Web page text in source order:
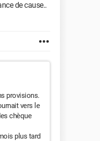
de cause..
provisions.
vers le
chèque
plus tard